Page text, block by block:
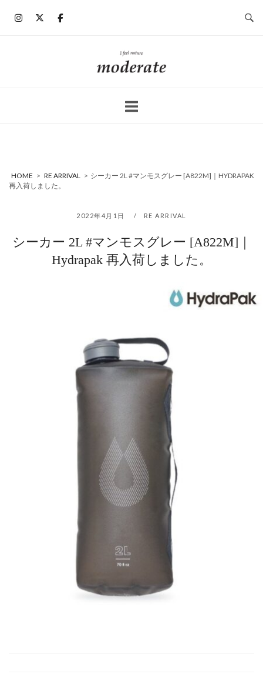
ホ
ー
HOME > RE ARRIVAL > シーカー 2L #マンモスグレー [A822M]｜HYDRAPAK
再入荷しました。
2022年4月1日 RE ARRIVAL
シーカー 2L #マンモスグレー [A822M]｜
Hydrapak 再入荷しました。